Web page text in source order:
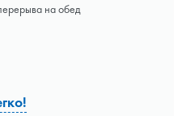
на обед